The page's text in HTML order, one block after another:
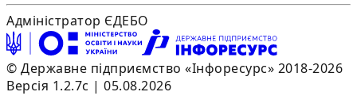
Адміністратор ЄДЕБО
© Державне підприємство «Інфоресурс» 2018-2026
Версія 1.2.7c | 05.08.2026